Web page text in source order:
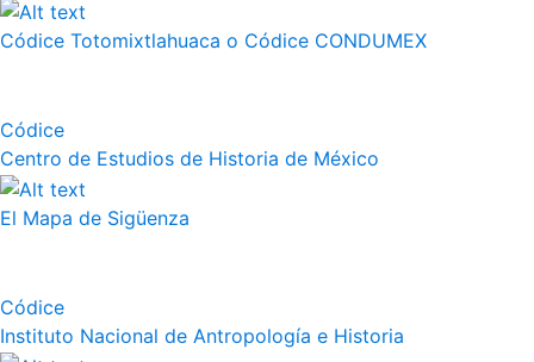
Códice Totomixtlahuaca o Códice CONDUMEX
Códice
Centro de Estudios de Historia de México
El Mapa de Sigüenza
Códice
Instituto Nacional de Antropología e Historia